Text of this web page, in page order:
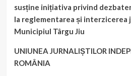
didactic”.
susține inițiativa privind
la reglementarea și interzicerea
Municipiul Târgu Jiu
UNIUNEA JURNALIȘTILOR
ROMÂNIA